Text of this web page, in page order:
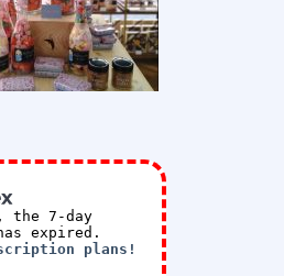
the 7-day
expired.
plans!